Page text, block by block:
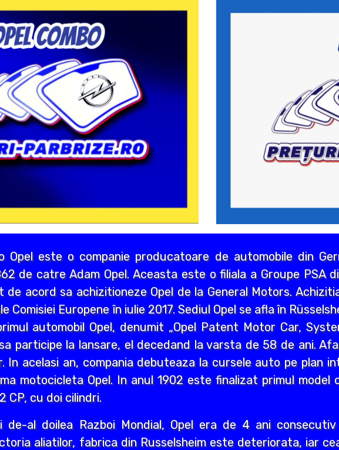
Opel este o companie producatoare de automobile din
de catre Adam Opel. Aceasta este o filiala a Groupe PSA
de acord sa achizitioneze Opel de la General Motors.
Comisiei Europene în iulie 2017. Sediul Opel se afla în
automobil Opel, denumit „Opel Patent Motor Car,
participe la lansare, el decedand la varsta de 58 de ani.
In acelasi an, compania debuteaza la cursele auto pe plan
motocicleta Opel. In anul 1902 este finalizat primul
CP, cu doi cilindri.
de-al doilea Razboi Mondial, Opel era de 4 ani
aliatilor, fabrica din Russelsheim este deteriorata, iar